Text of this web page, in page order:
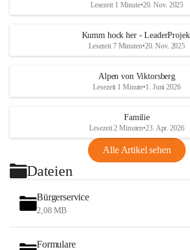
Lesezeit 1 Minute•20. Nov. 2025
Kumm hock her -
Lesezeit 7 Minuten•20. Nov. 2025
Alpen von Viktorsberg
Lesezeit 1 Minute•1. Juni 2026
Familie
Lesezeit 2 Minuten•23. Apr. 2026
Alle Artikel sehen
Dateien
Bürgerservice
2,08 MB
Formulare